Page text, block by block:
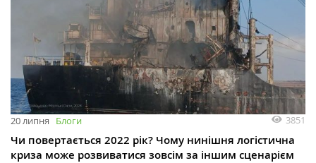
20 липня Блоги 3851
Чи повертається 2022 рік? Чому нинішня логістична
криза може розвиватися зовсім за іншим сценарієм